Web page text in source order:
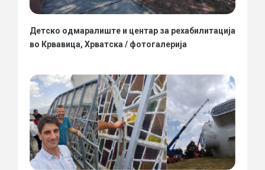
Детско одмаралиште и центар за рехабилитација
во Крвавица, Хрватска / фотогалерија